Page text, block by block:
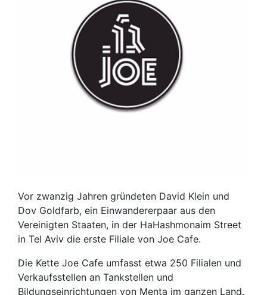
Vor zwanzig Jahren gründeten David Klein und
Dov Goldfarb, ein Einwandererpaar aus den
Vereinigten Staaten, in der HaHashmonaim Street
in Tel Aviv die erste Filiale von Joe Cafe.
Die Kette Joe Cafe umfasst etwa 250 Filialen und
Verkaufsstellen an Tankstellen und
Bildungseinrichtungen von Menta im ganzen Land.